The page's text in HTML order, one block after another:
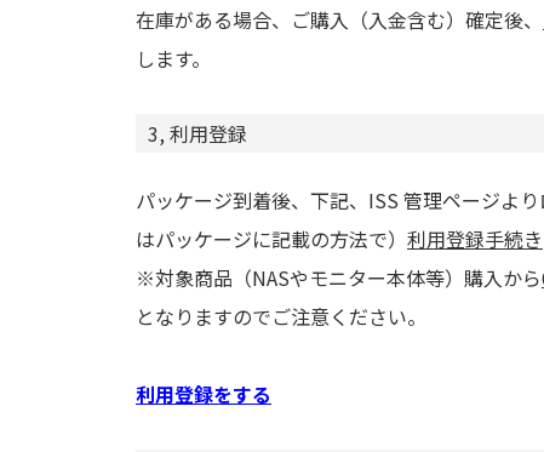
在庫がある場合、ご購入（入金含む）確定後、
します。
3, 利用登録
パッケージ到着後、下記、ISS 管理ページよ
はパッケージに記載の方法で） 利用登録手続き
※対象商品（NASやモニター本体等）購入から
となりますのでご注意ください。
利用登録をする